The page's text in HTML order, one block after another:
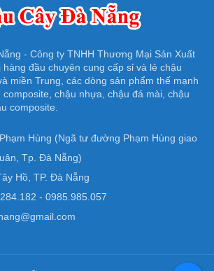
- Công ty TNHH Thương Mại Sản Xuất
đầu chuyên cung cấp sỉ và lẻ chậu
miền Trung, các dòng sản phẩm thế mạnh
composite, chậu nhựa, chậu đá mài, chậu
composite.
Hùng (Ngã tư đường Phạm Hùng giao
Tp. Đà Nẵng)
Hồ, TP. Đà Nẵng
- 0985.985.057